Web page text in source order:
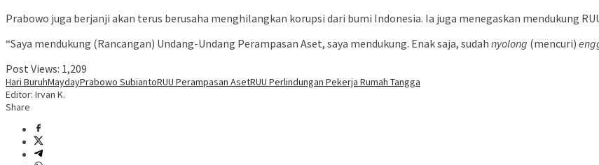
Prabowo juga berjanji akan terus berusaha menghilangkan korupsi dari bumi Indonesia. Ia juga menegaskan mendukung
“Saya mendukung (Rancangan) Undang-Undang Perampasan Aset, saya mendukung. Enak saja, sudah nyolong (mencuri)
Post Views: 1,209
Hari BuruhMaydayPrabowo SubiantoRUU Perampasan AsetRUU Perlindungan Pekerja Rumah Tangga
Editor: Irvan K.
Share